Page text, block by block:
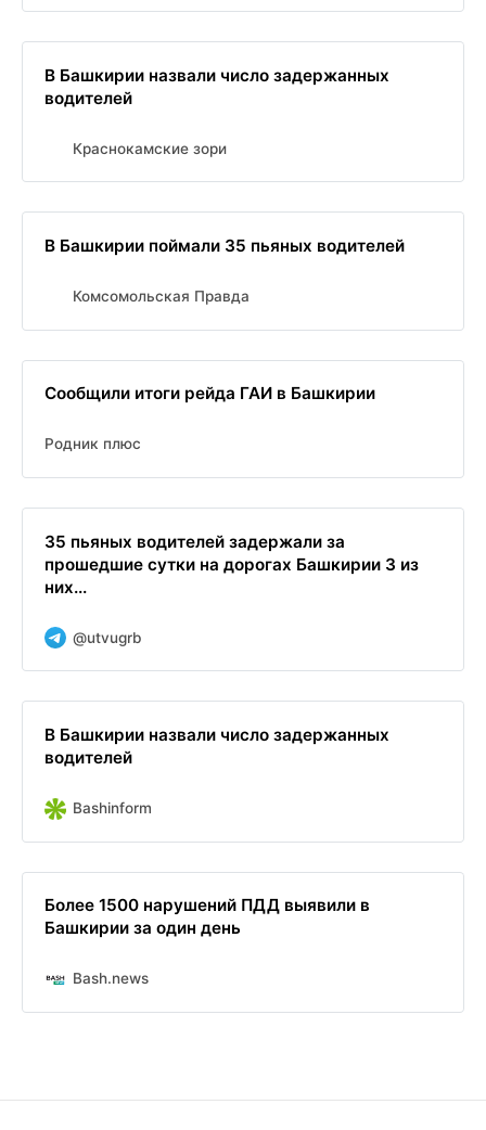
В Башкирии назвали число задержанных
водителей
Краснокамские зори
В Башкирии поймали 35 пьяных водителей
Комсомольская Правда
Сообщили итоги рейда ГАИ в Башкирии
Родник плюс
35 пьяных водителей задержали за
прошедшие сутки на дорогах Башкирии 3 из
них...
@utvugrb
В Башкирии назвали число задержанных
водителей
Bashinform
Более 1500 нарушений ПДД выявили в
Башкирии за один день
Bash.news